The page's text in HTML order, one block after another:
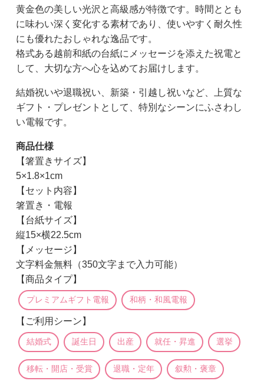
黄金色の美しい光沢と高級感が特徴です。時間ととも
に味わい深く変化する素材であり、使いやすく耐久性
にも優れたおしゃれな逸品です。
格式ある越前和紙の台紙にメッセージを添えた祝電と
して、大切な方へ心を込めてお届けします。
結婚祝いや退職祝い、新築・引越し祝いなど、上質な
ギフト・プレゼントとして、特別なシーンにふさわし
い電報です。
商品仕様
【箸置きサイズ】
5×1.8×1cm
【セット内容】
箸置き・電報
【台紙サイズ】
縦15×横22.5cm
【メッセージ】
文字料金無料（350文字まで入力可能）
【商品タイプ】
プレミアムギフト電報 和柄・和風電報
【ご利用シーン】
結婚式 誕生日 出産 就任・昇進 選挙
移転・開店・受賞 退職・定年 叙勲・褒章